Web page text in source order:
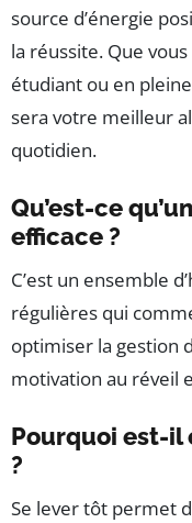
source d’énergie
la réussite. Que
étudiant ou en
sera votre meilleur
quotidien.
Qu’est-ce
efficace ?
C’est un ensemble
régulières qui
optimiser la gestion
motivation au réveil
Pourquoi est-il
?
Se lever tôt permet